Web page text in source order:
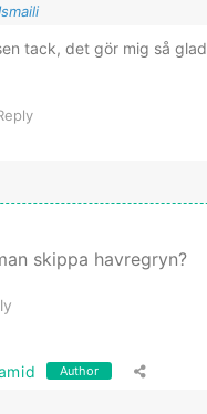
tack, det gör mig så glad
skippa havregryn?
Author